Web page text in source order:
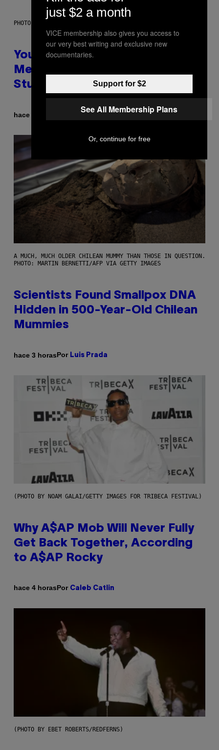
PHOTO: BATUHAN TOKER / GETTY IMAGES
Your Desk Height Could Be
Messing With Your Brain, New
Study Finds
hace 3 horas
A MUCH, MUCH OLDER CHILEAN MUMMY THAN THOSE IN QUESTION.
PHOTO: MARTIN BERNETTI/AFP VIA GETTY IMAGES
Scientists Found Smallpox DNA
Hidden in 500-Year-Old Chilean
Mummies
hace 3 horasPor Luis Prada
(PHOTO BY NOAM GALAI/GETTY IMAGES FOR TRIBECA FESTIVAL)
Why A$AP Mob Will Never Fully
Get Back Together, According
to A$AP Rocky
hace 4 horasPor Caleb Catlin
(PHOTO BY EBET ROBERTS/REDFERNS)
just $2 a month
VICE membership also gives you access to
our very best writing and exclusive new
documentaries.
Support for $2
See All Membership Plans
Or, continue for free